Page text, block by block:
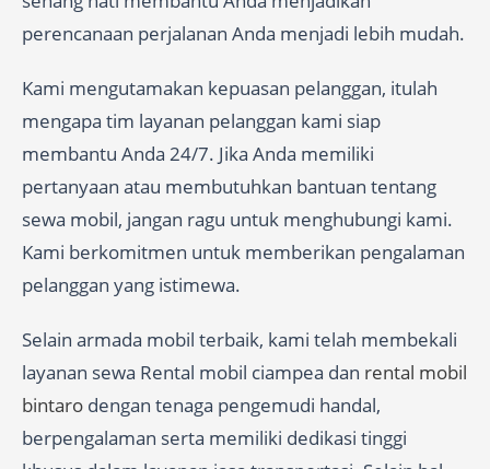
perencanaan perjalanan Anda menjadi lebih mudah.
Kami mengutamakan kepuasan pelanggan, itulah
mengapa tim layanan pelanggan kami siap
membantu Anda 24/7. Jika Anda memiliki
pertanyaan atau membutuhkan bantuan tentang
sewa mobil, jangan ragu untuk menghubungi kami.
Kami berkomitmen untuk memberikan pengalaman
pelanggan yang istimewa.
Selain armada mobil terbaik, kami telah membekali
layanan sewa Rental mobil ciampea dan rental mobil
bintaro dengan tenaga pengemudi handal,
berpengalaman serta memiliki dedikasi tinggi